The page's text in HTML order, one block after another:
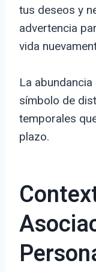
tus deseos y
advertencia
vida
La
símbolo de
temporales
plazo.